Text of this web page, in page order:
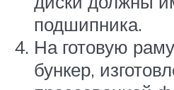
подшипника.
На готовую
бункер,